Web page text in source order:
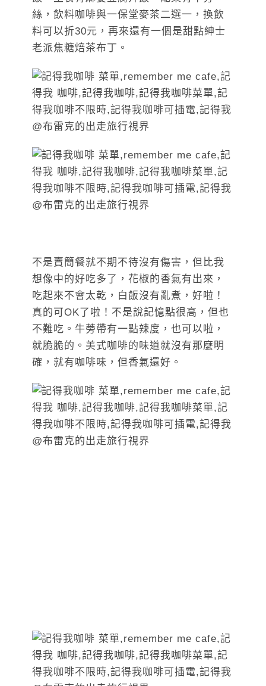
絲，飲料咖啡與一保堂麥茶二選一，換飲
料可以折30元，再來還有一個是甜點紳士
老派焦糖焙茶布丁。
不是賣簡餐就不期不待沒有傷害，但比我
想像中的好吃多了，花椒的香氣有出來，
吃起來不會太乾，白飯沒有亂煮，好啦！
真的可OK了啦！不是說記憶點很高，但也
不難吃。牛蒡帶有一點辣度，也可以啦，
就脆脆的。美式咖啡的味道就沒有那麼明
確，就有咖啡味，但香氣還好。